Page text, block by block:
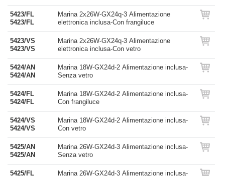
5423/FL
5423/FL
Marina 2x26W-GX24q-3 Alimentazione
elettronica inclusa-Con frangiluce
5423/VS
5423/VS
Marina 2x26W-GX24q-3 Alimentazione
elettronica inclusa-Con vetro
5424/AN
5424/AN
Marina 18W-GX24d-2 Alimentazione inclusa-
Senza vetro
5424/FL
5424/FL
Marina 18W-GX24d-2 Alimentazione inclusa-
Con frangiluce
5424/VS
5424/VS
Marina 18W-GX24d-2 Alimentazione inclusa-
Con vetro
5425/AN
5425/AN
Marina 26W-GX24d-3 Alimentazione inclusa-
Senza vetro
5425/FL Marina 26W-GX24d-3 Alimentazione inclusa-